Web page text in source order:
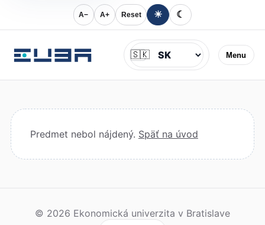
A− A+ Reset ☀ ☾
Menu
Jazyk
🇸🇰
Predmet nebol nájdený. Späť na úvod
© 2026 Ekonomická univerzita v Bratislave